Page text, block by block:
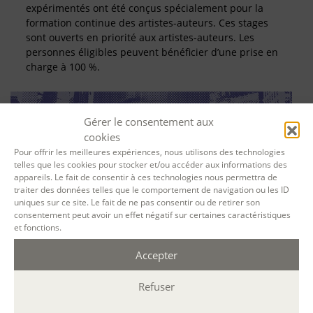
Gérer le consentement aux
cookies
Pour offrir les meilleures expériences, nous utilisons des technologies
telles que les cookies pour stocker et/ou accéder aux informations des
appareils. Le fait de consentir à ces technologies nous permettra de
traiter des données telles que le comportement de navigation ou les ID
uniques sur ce site. Le fait de ne pas consentir ou de retirer son
consentement peut avoir un effet négatif sur certaines caractéristiques
et fonctions.
Accepter
Refuser
expérimentés ont été conçus spécialement pour la
formation continue des artistes-auteurs. Ces stages
sont ouverts en priorité aux artistes-auteurs. Les
personnes éligibles peuvent bénéficier d’une prise en
charge à 100 %.
SE FORMER À LA BIOGRAPHIE
Que vient faire le biographe dans une histoire qui n’est
pas la sienne ? Comment s’y prendre pour écrire
l’autobiographie d’autrui ? Ce parcours vise